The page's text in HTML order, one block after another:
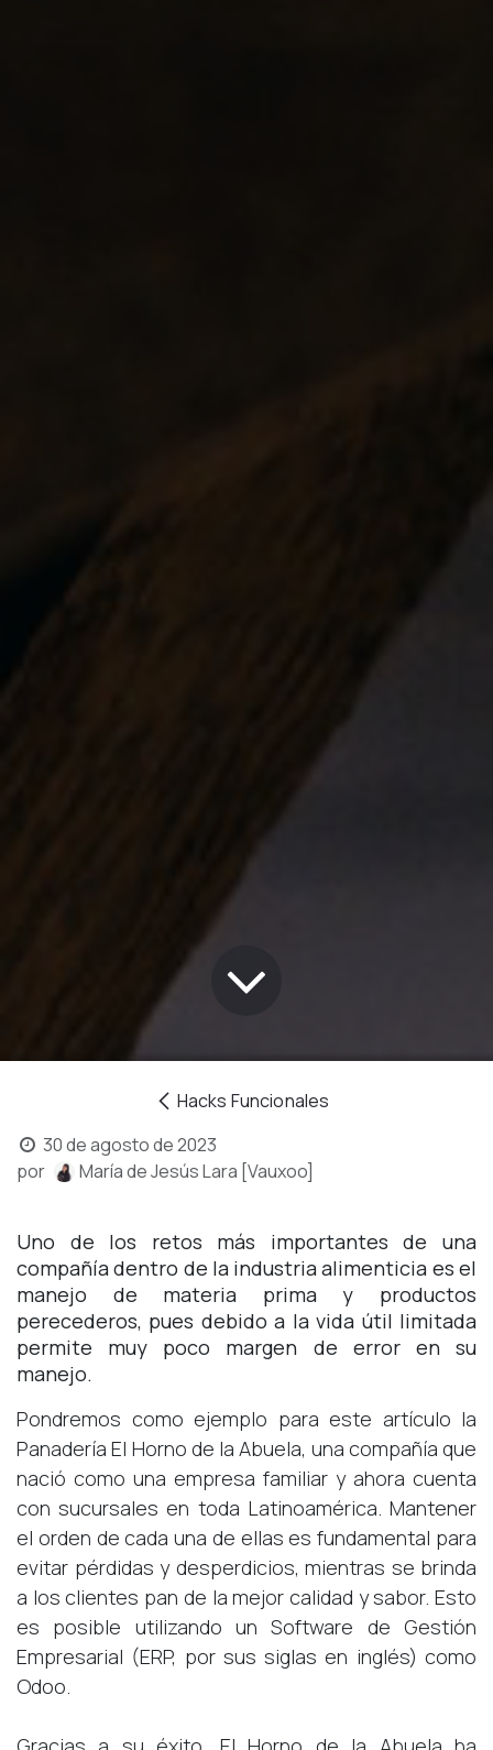
Hacks Funcionales
30 de agosto de 2023
por
María de Jesús Lara [Vauxoo]
Uno de los retos más importantes de una
compañía dentro de la industria alimenticia es el
manejo de materia prima y productos
perecederos, pues debido a la vida útil limitada
permite muy poco margen de error en su
manejo.
Pondremos como ejemplo para este artículo la
Panadería El Horno de la Abuela, una compañía que
nació como una empresa familiar y ahora cuenta
con sucursales en toda Latinoamérica. Mantener
el orden de cada una de ellas es fundamental para
evitar pérdidas y desperdicios, mientras se brinda
a los clientes pan de la mejor calidad y sabor. Esto
es posible utilizando un Software de Gestión
Empresarial (ERP, por sus siglas en inglés) como
Odoo.